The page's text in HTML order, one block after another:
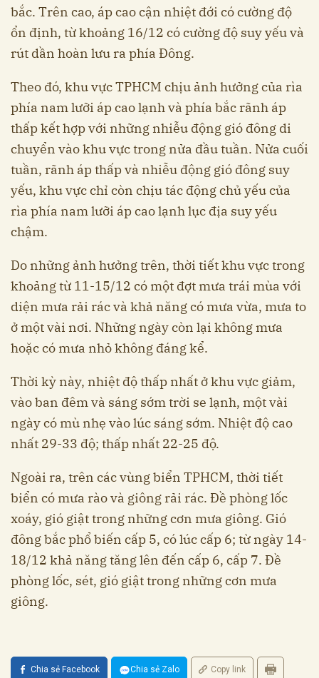
bắc. Trên cao, áp cao cận nhiệt đới có cường độ
ổn định, từ khoảng 16/12 có cường độ suy yếu và
rút dần hoàn lưu ra phía Đông.
Theo đó, khu vực TPHCM chịu ảnh hưởng của rìa
phía nam lưỡi áp cao lạnh và phía bắc rãnh áp
thấp kết hợp với những nhiễu động gió đông di
chuyển vào khu vực trong nửa đầu tuần. Nửa cuối
tuần, rãnh áp thấp và nhiễu động gió đông suy
yếu, khu vực chỉ còn chịu tác động chủ yếu của
rìa phía nam lưỡi áp cao lạnh lục địa suy yếu
chậm.
Do những ảnh hưởng trên, thời tiết khu vực trong
khoảng từ 11-15/12 có một đợt mưa trái mùa với
diện mưa rải rác và khả năng có mưa vừa, mưa to
ở một vài nơi. Những ngày còn lại không mưa
hoặc có mưa nhỏ không đáng kể.
Thời kỳ này, nhiệt độ thấp nhất ở khu vực giảm,
vào ban đêm và sáng sớm trời se lạnh, một vài
ngày có mù nhẹ vào lúc sáng sớm. Nhiệt độ cao
nhất 29-33 độ; thấp nhất 22-25 độ.
Ngoài ra, trên các vùng biển TPHCM, thời tiết
biển có mưa rào và giông rải rác. Đề phòng lốc
xoáy, gió giật trong những cơn mưa giông. Gió
đông bắc phổ biến cấp 5, có lúc cấp 6; từ ngày 14-
18/12 khả năng tăng lên đến cấp 6, cấp 7. Đề
phòng lốc, sét, gió giật trong những cơn mưa
giông.
Chia sẻ Facebook Chia sẻ Zalo Copy link